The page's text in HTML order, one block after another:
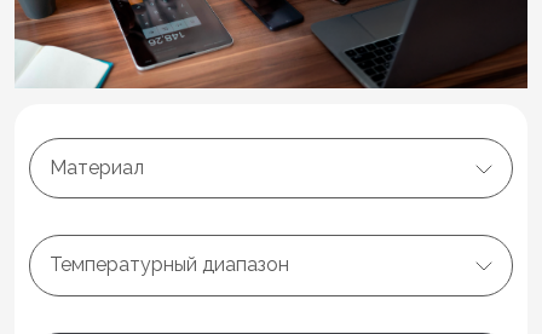
Материал
Температурный диапазон